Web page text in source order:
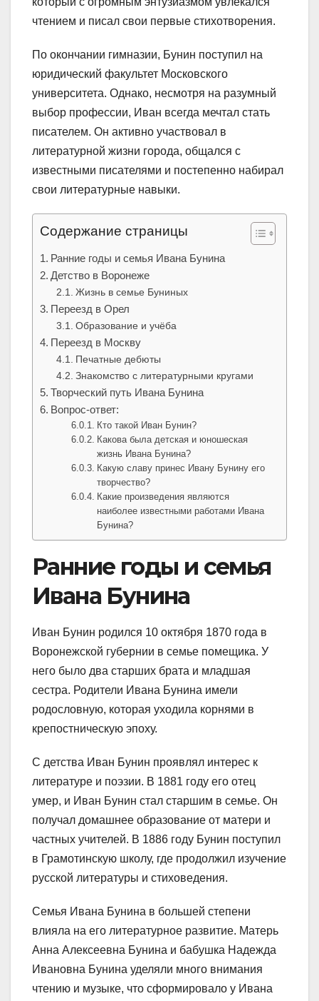
чтением и писал свои первые стихотворения.
По окончании гимназии, Бунин поступил на
юридический факультет Московского
университета. Однако, несмотря на разумный
выбор профессии, Иван всегда мечтал стать
писателем. Он активно участвовал в
литературной жизни города, общался с
известными писателями и постепенно набирал
свои литературные навыки.
Содержание страницы
Ранние годы и семья Ивана Бунина
Детство в Воронеже
Жизнь в семье Буниных
Переезд в Орел
Образование и учёба
Переезд в Москву
Печатные дебюты
Знакомство с литературными кругами
Творческий путь Ивана Бунина
Вопрос-ответ:
Кто такой Иван Бунин?
Какова была детская и юношеская
жизнь Ивана Бунина?
Какую славу принес Ивану Бунину его
творчество?
Какие произведения являются
наиболее известными работами Ивана
Бунина?
Ранние годы и семья
Ивана Бунина
Иван Бунин родился 10 октября 1870 года в
Воронежской губернии в семье помещика. У
него было два старших брата и младшая
сестра. Родители Ивана Бунина имели
родословную, которая уходила корнями в
крепостническую эпоху.
С детства Иван Бунин проявлял интерес к
литературе и поэзии. В 1881 году его отец
умер, и Иван Бунин стал старшим в семье. Он
получал домашнее образование от матери и
частных учителей. В 1886 году Бунин поступил
в Грамотинскую школу, где продолжил изучение
русской литературы и стиховедения.
Семья Ивана Бунина в большей степени
влияла на его литературное развитие. Матерь
Анна Алексеевна Бунина и бабушка Надежда
Ивановна Бунина уделяли много внимания
чтению и музыке, что сформировало у Ивана